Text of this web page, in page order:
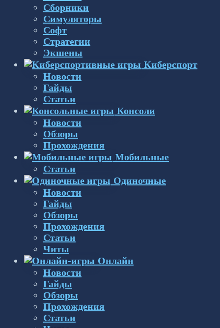
Сборники
Симуляторы
Софт
Стратегии
Экшены
Киберспорт
Новости
Гайды
Статьи
Консоли
Новости
Обзоры
Прохождения
Мобильные
Статьи
Одиночные
Новости
Гайды
Обзоры
Прохождения
Статьи
Читы
Онлайн
Новости
Гайды
Обзоры
Прохождения
Статьи